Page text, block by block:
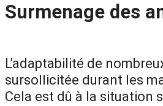
Surmenage des
L’adaptabilité de
sursollicitée durant les
Cela est dû à la situation